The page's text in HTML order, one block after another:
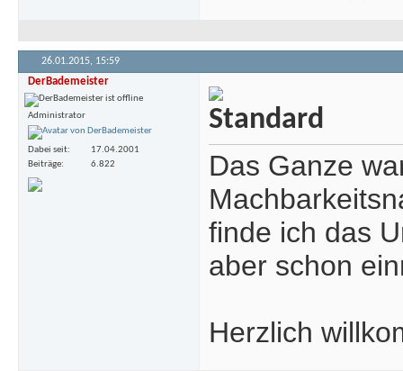
26.01.2015, 15:59
DerBademeister
Administrator
Dabei seit
17.04.2001
Beiträge
6.822
Das Ganze
finde ich das
aber schon
Herzlich